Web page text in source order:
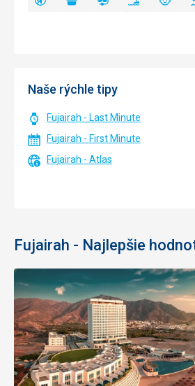
Naše rýchle tipy
Fujairah - Last Minute
Fujairah - First Minute
Fujairah - Atlas
Fujairah - Najlepšie